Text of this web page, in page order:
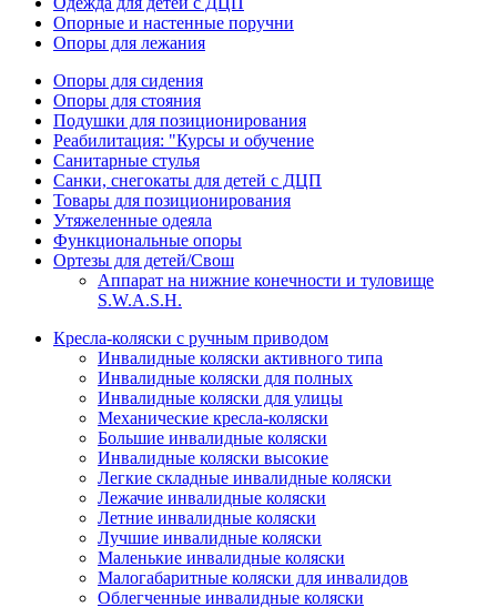
Опорные и настенные поручни
Опоры для лежания
Опоры для сидения
Опоры для стояния
Подушки для позиционирования
Реабилитация: "Курсы и обучение
Санитарные стулья
Санки, снегокаты для детей с ДЦП
Товары для позиционирования
Утяжеленные одеяла
Функциональные опоры
Ортезы для детей/Свош
Аппарат на нижние конечности и туловище
S.W.A.S.H.
Кресла-коляски с ручным приводом
Инвалидные коляски активного типа
Инвалидные коляски для полных
Инвалидные коляски для улицы
Механические кресла-коляски
Большие инвалидные коляски
Инвалидные коляски высокие
Легкие складные инвалидные коляски
Лежачие инвалидные коляски
Летние инвалидные коляски
Лучшие инвалидные коляски
Маленькие инвалидные коляски
Малогабаритные коляски для инвалидов
Облегченные инвалидные коляски